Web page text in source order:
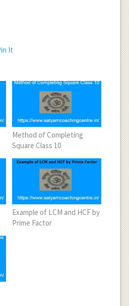
It
Method of Completing
Square Class 10
Example of LCM and HCF by
Prime Factor